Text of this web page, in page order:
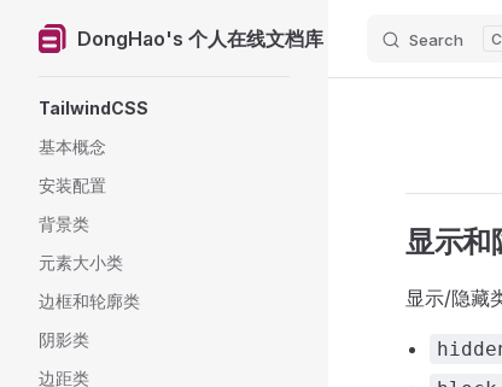
Skip to content
DongHao's 个人在线文档库 Search
TailwindCSS
基本概念
安装配置
背景类
元素大小类
边框和轮廓类
阴影类
边距类
显示和
显示/隐藏